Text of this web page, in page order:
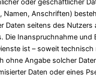
oder geschäftlicher
Namen, Anschriften)
Daten seitens des Nutzers
Die Inanspruchnahme und
ist – soweit technisch
ohne Angabe solcher
Daten oder eines